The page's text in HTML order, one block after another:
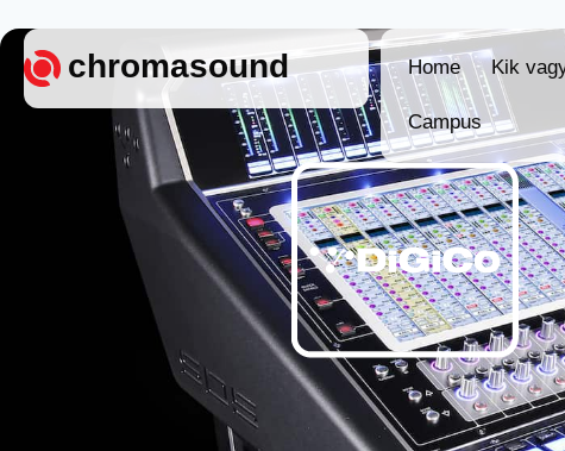
chromasound Home Kik
Campus
Home Kik vagyunk
Campus